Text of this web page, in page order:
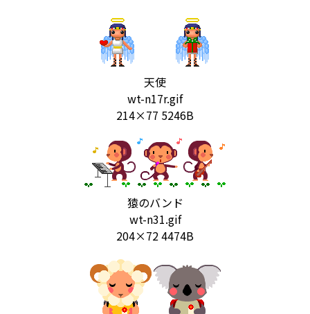
天使
wt-n17r.gif
214×77 5246B
猿のバンド
wt-n31.gif
204×72 4474B